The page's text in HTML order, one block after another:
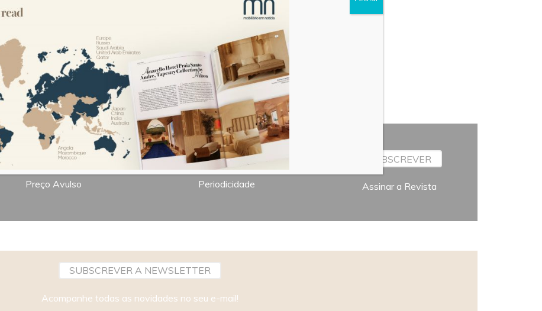
7,00€
Preço Avulso
Bimestral
Periodicidade
SUBSCREVER
Assinar a Revista
SUBSCREVER A NEWSLETTER
Acompanhe todas as novidades no seu e-mail!